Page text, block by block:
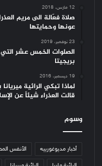
12 مارس، 2018
صلاة فعّالة الى مريم
عونها وحمايتها
23 نوفمبر، 2019
الصلوات الخمس عشر
بريجيتا
19 ديسمبر، 2016
لماذا تبكي الرائية
قالت العذراء شيئاً عن
وسوم
أخبار مديوغورييه الأنفس